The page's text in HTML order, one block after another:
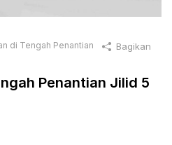
di Tengah Penantian
Penantian Jilid 5
Bagikan